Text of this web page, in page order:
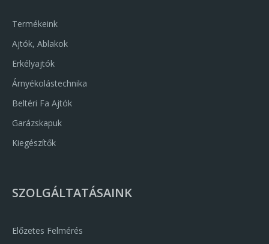
Termékeink
Ajtók, Ablakok
Erkélyajtók
Árnyékolástechnika
Beltéri Fa Ajtók
Garázskapuk
Kiegészítők
SZOLGÁLTATÁSAINK
Előzetes Felmérés